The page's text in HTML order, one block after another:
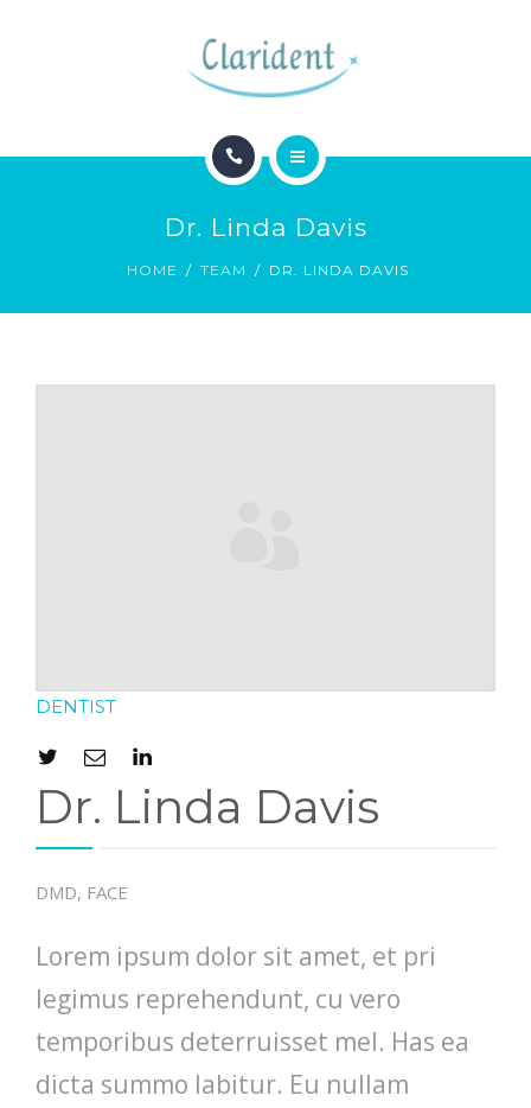
Dr. Linda Davis
HOME TEAM DR. LINDA DAVIS
DENTIST
Dr. Linda Davis
DMD, FACE
Lorem ipsum dolor sit amet, et pri
legimus reprehendunt, cu vero
temporibus deterruisset mel. Has ea
dicta summo labitur. Eu nullam